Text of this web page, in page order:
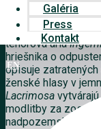
Galéria
Press
Kontakt
EN
Okrem známeho
tenorová ária
hriešnika o
opisuje
ženské hlasy v
Lacrimosa
modlitby za
nadpozemských